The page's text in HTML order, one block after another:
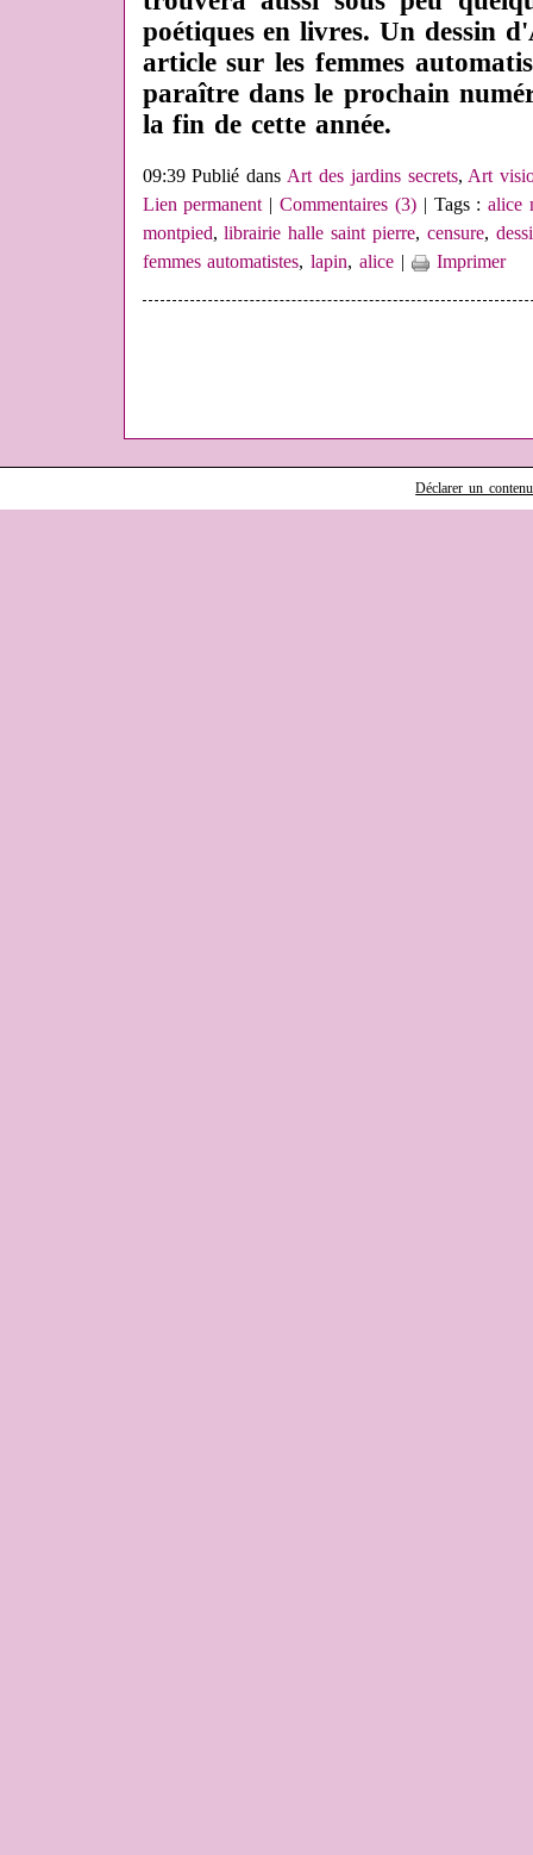
poétiques en livres. Un dessin
article sur les femmes
paraître dans le prochain
la fin de cette année.
09:39 Publié dansArt des jardins secrets,Art
Lien permanent|Commentaires (3)| Tags :alice
montpied,librairie halle saint pierre, censure,
femmes automatistes,lapin,alice | Imprimer
Déclarer un